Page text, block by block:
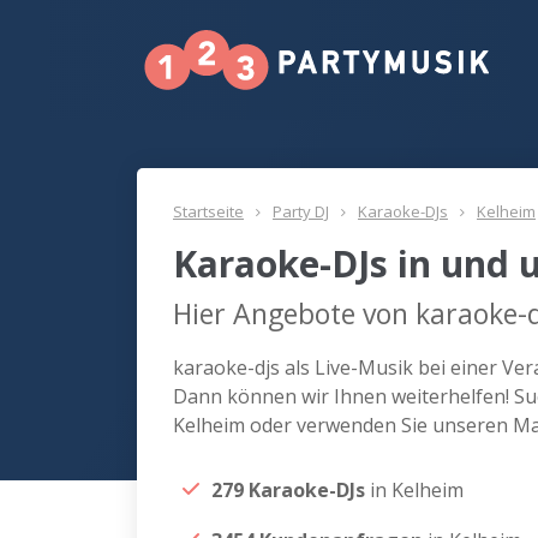
Startseite Party DJ Karaoke-DJs Kelheim
Karaoke-DJs in und
Hier Angebote von
karaoke-djs als Live-Musik bei einer
Dann können wir Ihnen weiterhelfen!
Kelheim oder verwenden Sie unseren
279 Karaoke-DJs in Kelheim